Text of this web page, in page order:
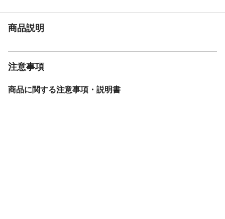
JANコード
商品説明
注意事項
商品に関する注意事項・説明書